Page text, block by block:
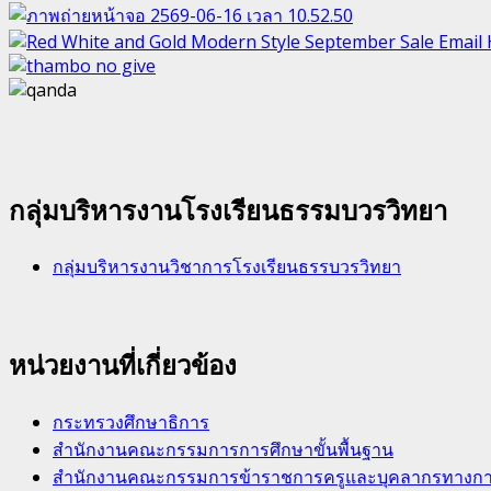
กลุ่มบริหารงานโรงเรียนธรรมบวรวิทยา
กลุ่มบริหารงานวิชาการโรงเรียนธรรบวรวิทยา
หน่วยงานที่เกี่ยวข้อง
กระทรวงศึกษาธิการ
สำนักงานคณะกรรมการการศึกษาขั้นพื้นฐาน
สำนักงานคณะกรรมการข้าราชการครูและบุคลากรทางก